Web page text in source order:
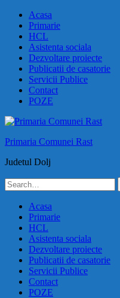
Skip
content
Acasa
Primarie
HCL
Asistenta sociala
Dezvoltare proiecte
Publicatii de casatorie
Servicii Publice
Contact
POZE
Primaria Comunei Rast
Judetul Dolj
Search
for:
Acasa
Primarie
HCL
Asistenta sociala
Dezvoltare proiecte
Publicatii de casatorie
Servicii Publice
Contact
POZE